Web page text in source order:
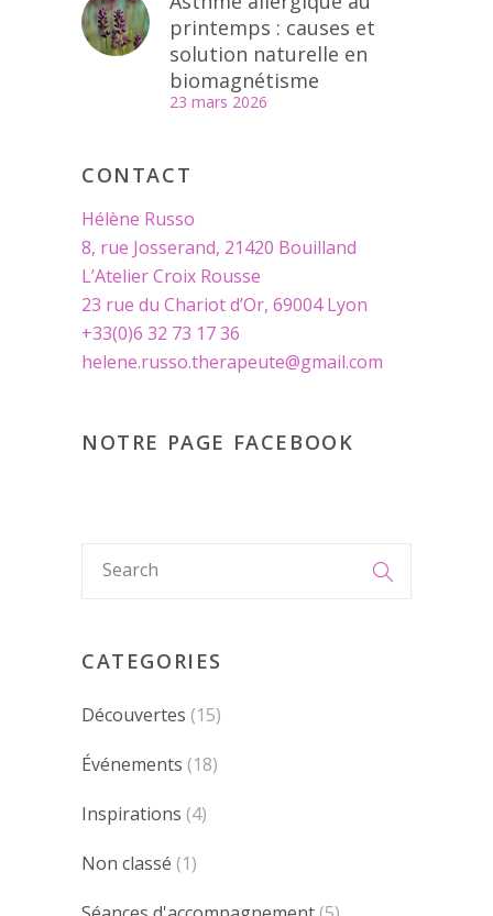
printemps : causes et
solution naturelle en
biomagnétisme
23 mars 2026
CONTACT
Hélène Russo
8, rue Josserand, 21420 Bouilland
L’Atelier Croix Rousse
23 rue du Chariot d’Or, 69004 Lyon
+33(0)6 32 73 17 36
helene.russo.therapeute@gmail.com
NOTRE PAGE FACEBOOK
CATEGORIES
Découvertes (15)
Événements (18)
Inspirations (4)
Non classé (1)